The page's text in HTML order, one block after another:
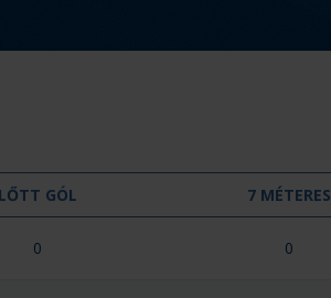
LŐTT GÓL 7 MÉTERES
0 0